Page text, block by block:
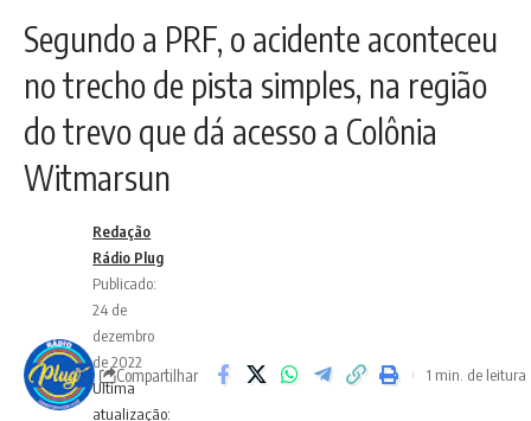
Segundo a PRF, o acidente aconteceu
no trecho de pista simples, na região
do trevo que dá acesso a Colônia
Witmarsun
Ultima
atualização:
Redação
Rádio Plug
Publicado:
24 de
dezembro
de 2022
Compartilhar 1 min. de leitura